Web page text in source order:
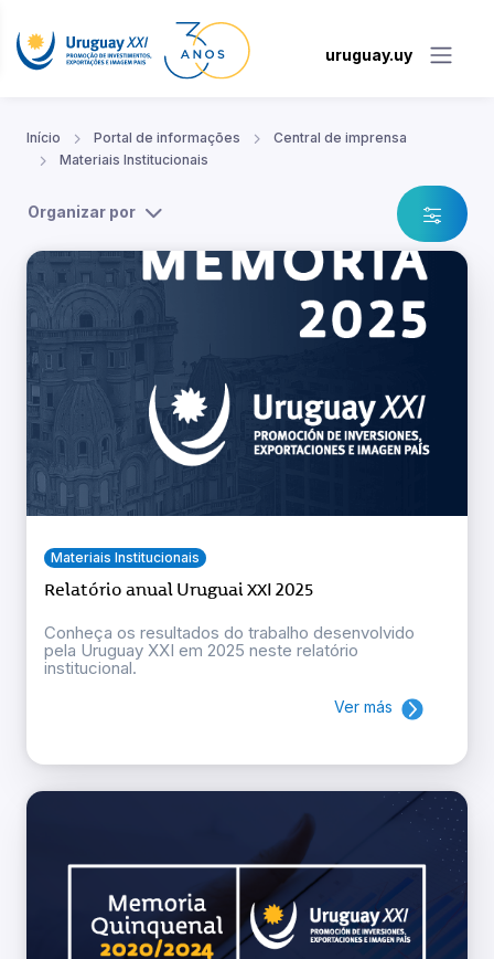
uruguay.uy
Início Portal de informações
Central de imprensa
Materiais Institucionais
Organizar por
Materiais Institucionais
Relatório anual Uruguai XXI 2025
Conheça os resultados do trabalho desenvolvido
pela Uruguay XXI em 2025 neste relatório
institucional.
Ver más